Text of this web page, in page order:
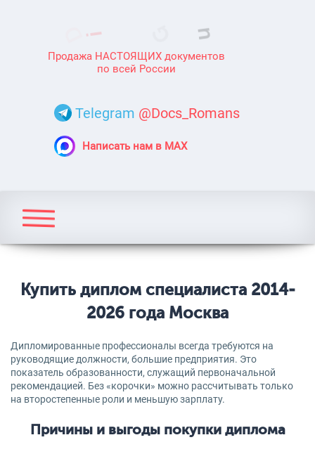
Продажа НАСТОЯЩИХ документов
по всей России
Telegram @Docs_Romans
Написать нам в MAX
Купить диплом специалиста 2014-
2026 года Москва
Дипломированные профессионалы всегда требуются на
руководящие должности, большие предприятия. Это
показатель образованности, служащий первоначальной
рекомендацией. Без «корочки» можно рассчитывать только
на второстепенные роли и меньшую зарплату.
Причины и выгоды покупки диплома